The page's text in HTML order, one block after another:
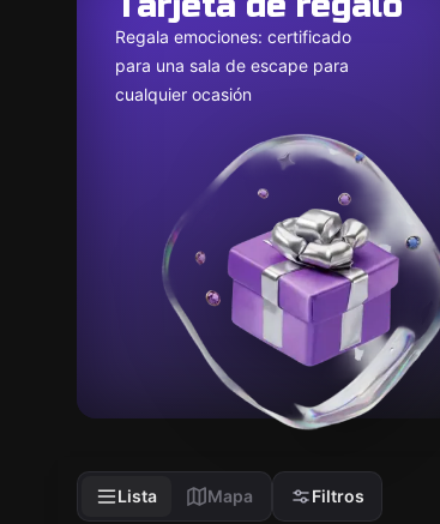
Regala emociones: certificado
para una sala de escape para
cualquier ocasión
Lista Mapa Filtros